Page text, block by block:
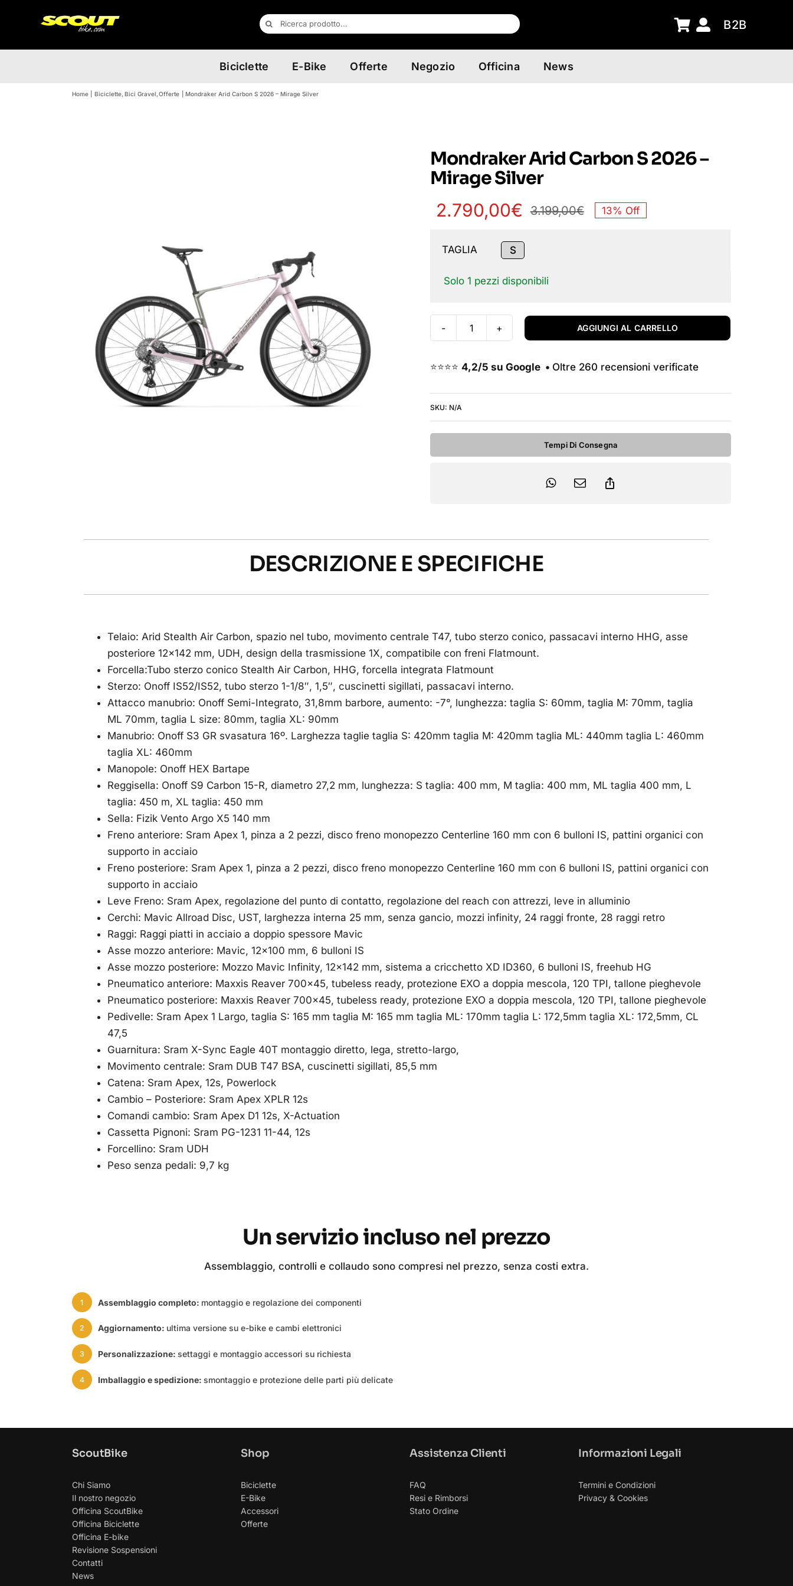
Cerca
per:
B2B
Biciclette E-Bike Offerte Negozio Officina News
Home Biciclette Bici Gravel Offerte Mondraker Arid Carbon S 2026 – Mirage Silver
Mondraker Arid Carbon S 2026 –
Mirage Silver
3.199,00€
3.199,00€.
2.790,00€
2.790,00€.
13% Off
TAGLIA S
Solo 1 pezzi disponibili
Mondraker
Carbon
Mirage
AGGIUNGI AL CARRELLO
⭐⭐⭐⭐4,2/5 su Google • Oltre 260 recensioni verificate
SKU: N/A
Tempi Di Consegna
DESCRIZIONE E SPECIFICHE
Telaio: Arid Stealth Air Carbon, spazio nel tubo, movimento centrale T47, tubo sterzo conico, passacavi interno HHG, asse
posteriore 12×142 mm, UDH, design della trasmissione 1X, compatibile con freni Flatmount.
Forcella:Tubo sterzo conico Stealth Air Carbon, HHG, forcella integrata Flatmount
Sterzo: Onoff IS52/IS52, tubo sterzo 1-1/8″, 1,5″, cuscinetti sigillati, passacavi interno.
Attacco manubrio: Onoff Semi-Integrato, 31,8mm barbore, aumento: -7°, lunghezza: taglia S: 60mm, taglia M: 70mm, taglia
ML 70mm, taglia L size: 80mm, taglia XL: 90mm
Manubrio: Onoff S3 GR svasatura 16º. Larghezza taglie taglia S: 420mm taglia M: 420mm taglia ML: 440mm taglia L: 460mm
taglia XL: 460mm
Manopole: Onoff HEX Bartape
Reggisella: Onoff S9 Carbon 15-R, diametro 27,2 mm, lunghezza: S taglia: 400 mm, M taglia: 400 mm, ML taglia 400 mm, L
taglia: 450 m, XL taglia: 450 mm
Sella: Fizik Vento Argo X5 140 mm
Freno anteriore: Sram Apex 1, pinza a 2 pezzi, disco freno monopezzo Centerline 160 mm con 6 bulloni IS, pattini organici con
supporto in acciaio
Freno posteriore: Sram Apex 1, pinza a 2 pezzi, disco freno monopezzo Centerline 160 mm con 6 bulloni IS, pattini organici con
supporto in acciaio
Leve Freno: Sram Apex, regolazione del punto di contatto, regolazione del reach con attrezzi, leve in alluminio
Cerchi: Mavic Allroad Disc, UST, larghezza interna 25 mm, senza gancio, mozzi infinity, 24 raggi fronte, 28 raggi retro
Raggi: Raggi piatti in acciaio a doppio spessore Mavic
Asse mozzo anteriore: Mavic, 12×100 mm, 6 bulloni IS
Asse mozzo posteriore: Mozzo Mavic Infinity, 12×142 mm, sistema a cricchetto XD ID360, 6 bulloni IS, freehub HG
Pneumatico anteriore: Maxxis Reaver 700×45, tubeless ready, protezione EXO a doppia mescola, 120 TPI, tallone pieghevole
Pneumatico posteriore: Maxxis Reaver 700×45, tubeless ready, protezione EXO a doppia mescola, 120 TPI, tallone pieghevole
Pedivelle: Sram Apex 1 Largo, taglia S: 165 mm taglia M: 165 mm taglia ML: 170mm taglia L: 172,5mm taglia XL: 172,5mm, CL
47,5
Guarnitura: Sram X-Sync Eagle 40T montaggio diretto, lega, stretto-largo,
Movimento centrale: Sram DUB T47 BSA, cuscinetti sigillati, 85,5 mm
Catena: Sram Apex, 12s, Powerlock
Cambio – Posteriore: Sram Apex XPLR 12s
Comandi cambio: Sram Apex D1 12s, X-Actuation
Cassetta Pignoni: Sram PG-1231 11-44, 12s
Forcellino: Sram UDH
Peso senza pedali: 9,7 kg
Un servizio incluso nel prezzo
Assemblaggio, controlli e collaudo sono compresi nel prezzo, senza costi extra.
1 Assemblaggio completo: montaggio e regolazione dei componenti
2 Aggiornamento: ultima versione su e-bike e cambi elettronici
3 Personalizzazione: settaggi e montaggio accessori su richiesta
4 Imballaggio e spedizione: smontaggio e protezione delle parti più delicate
ScoutBike
Chi Siamo
Il nostro negozio
Officina ScoutBike
Officina Biciclette
Officina E-bike
Revisione Sospensioni
Contatti
News
Shop
Biciclette
E-Bike
Accessori
Offerte
Assistenza Clienti
FAQ
Resi e Rimborsi
Stato Ordine
Informazioni Legali
Termini e Condizioni
Privacy & Cookies